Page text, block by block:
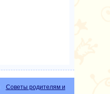
Советы родителям и